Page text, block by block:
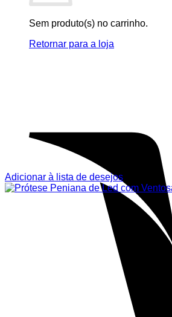
Sem produto(s) no carrinho.
Retornar para a loja
Adicionar à lista de desejos